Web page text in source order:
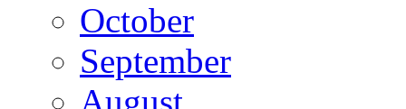
October
September